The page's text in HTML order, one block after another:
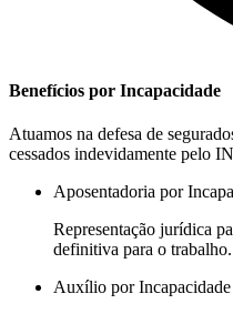
Benefícios por Incapacidade
Atuamos na defesa de
cessados indevidamente pelo
Aposentadoria por
Representação jurídica
definitiva para o trabalho.
Auxílio por Incapacidade